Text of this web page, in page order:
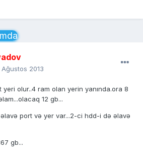
Ağustos 2013
olur..4 ram olan yerin yanında.ora 8
12 gb...
port və yer var...2-ci hdd-i də əlavə
gb...